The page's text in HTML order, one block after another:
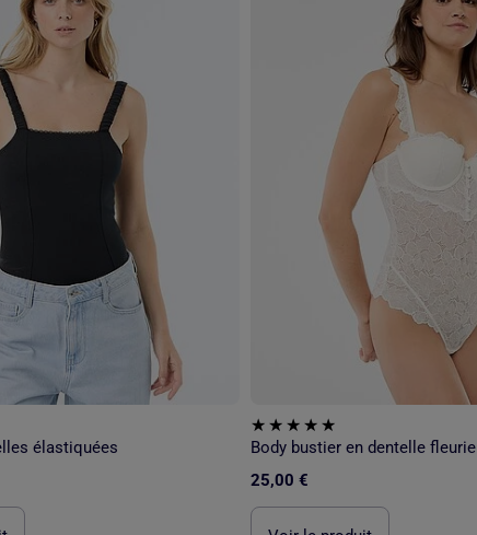
élastiquées
Body bustier en dentelle fleurie
25,00 €